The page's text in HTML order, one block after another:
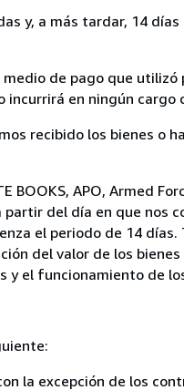
y, a más tardar, 14
de pago que
en ningún
recibido los bienes o
BOOKS, APO, Armed
partir del día en que
el periodo de 14
del valor de los
y el funcionamiento de
la excepción de los